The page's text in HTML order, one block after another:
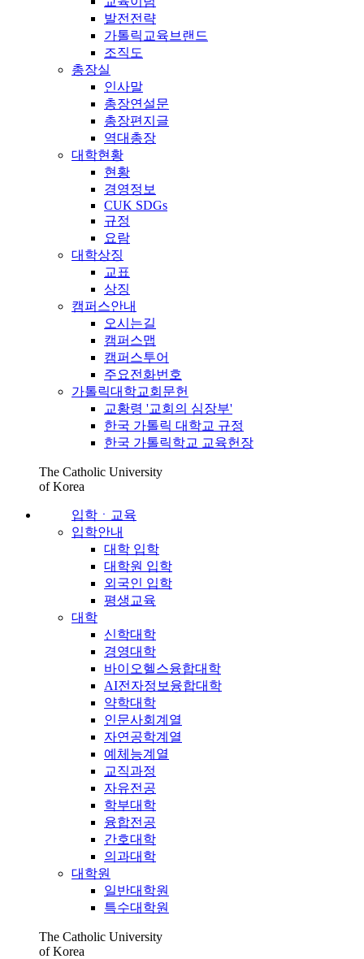
발전전략
가톨릭교육브랜드
조직도
총장실
인사말
총장연설문
총장편지글
역대총장
대학현황
현황
경영정보
CUK SDGs
규정
요람
대학상징
교표
상징
캠퍼스안내
오시는길
캠퍼스맵
캠퍼스투어
주요전화번호
가톨릭대학교회문헌
교황령 '교회의 심장부'
한국 가톨릭 대학교 규정
한국 가톨릭학교 교육헌장
The Catholic University
of Korea
입학ㆍ교육
입학안내
대학 입학
대학원 입학
외국인 입학
평생교육
대학
신학대학
경영대학
바이오헬스융합대학
AI전자정보융합대학
약학대학
인문사회계열
자연공학계열
예체능계열
교직과정
자유전공
학부대학
융합전공
간호대학
의과대학
대학원
일반대학원
특수대학원
The Catholic University
of Korea